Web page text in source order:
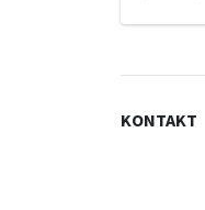
KONTAKT